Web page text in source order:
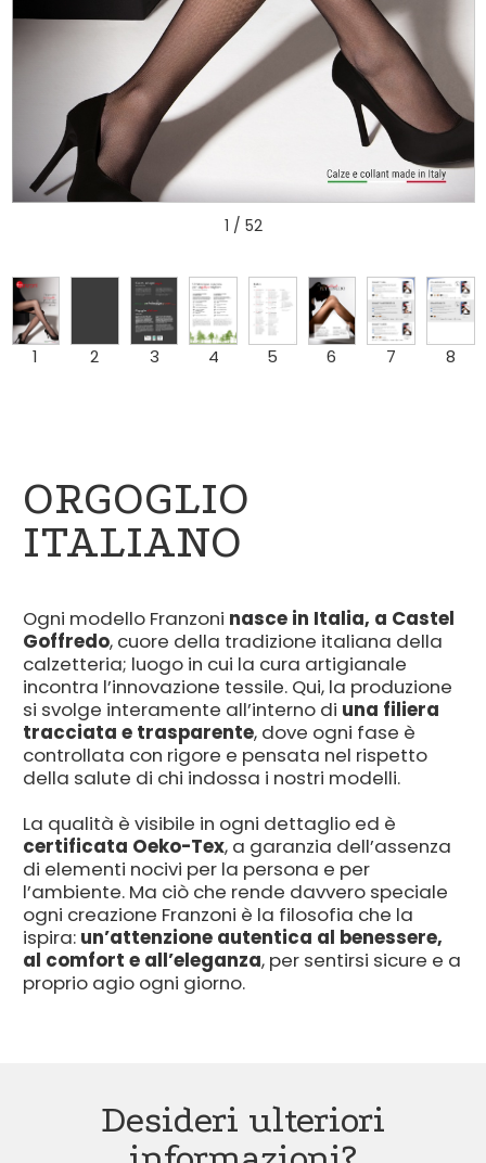
1 / 52
1 2 3 4 5 6 7 8
ORGOGLIO
ITALIANO
Ogni modello Franzoni nasce in Italia, a Castel
Goffredo, cuore della tradizione italiana della
calzetteria; luogo in cui la cura artigianale
incontra l’innovazione tessile. Qui, la produzione
si svolge interamente all’interno di una filiera
tracciata e trasparente, dove ogni fase è
controllata con rigore e pensata nel rispetto
della salute di chi indossa i nostri modelli.
La qualità è visibile in ogni dettaglio ed è
certificata Oeko-Tex, a garanzia dell’assenza
di elementi nocivi per la persona e per
l’ambiente. Ma ciò che rende davvero speciale
ogni creazione Franzoni è la filosofia che la
ispira: un’attenzione autentica al benessere,
al comfort e all’eleganza, per sentirsi sicure e a
proprio agio ogni giorno.
Desideri ulteriori